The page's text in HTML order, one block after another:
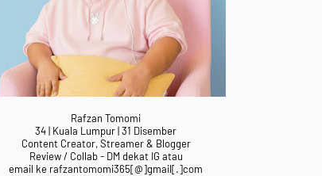
Rafzan Tomomi
34 | Kuala Lumpur | 31 Disember
Content Creator, Streamer & Blogger
Review / Collab - DM dekat IG atau
email ke rafzantomomi365[@]gmail[.]com